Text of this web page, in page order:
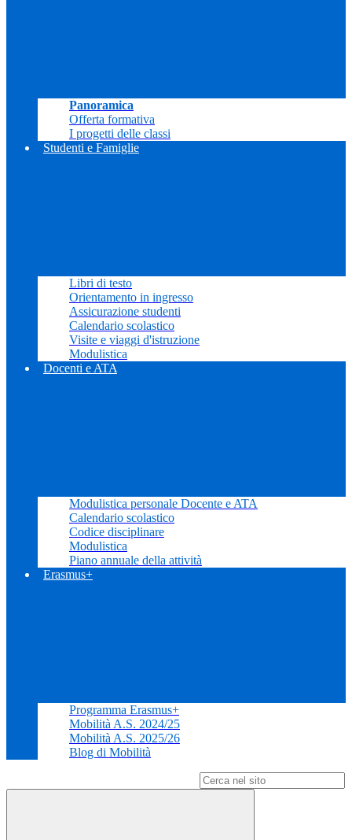
Panoramica
Offerta formativa
I progetti delle classi
Studenti e Famiglie
Libri di testo
Orientamento in ingresso
Assicurazione studenti
Calendario scolastico
Visite e viaggi d'istruzione
Modulistica
Docenti e ATA
Modulistica personale Docente e ATA
Calendario scolastico
Codice disciplinare
Modulistica
Piano annuale della attività
Erasmus+
Programma Erasmus+
Mobilità A.S. 2024/25
Mobilità A.S. 2025/26
Blog di Mobilità